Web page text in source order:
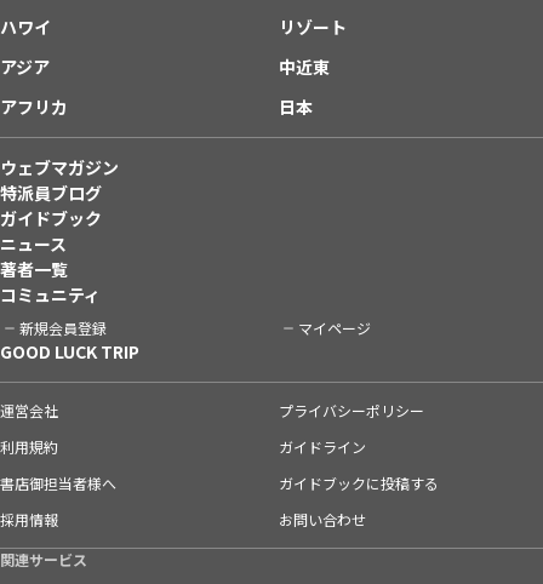
ハワイ
リゾート
アジア
中近東
アフリカ
日本
ウェブマガジン
特派員ブログ
ガイドブック
ニュース
著者一覧
コミュニティ
新規会員登録 マイページ
GOOD LUCK TRIP
運営会社
プライバシーポリシー
利用規約
ガイドライン
書店御担当者様へ
ガイドブックに投稿する
採用情報
お問い合わせ
関連サービス